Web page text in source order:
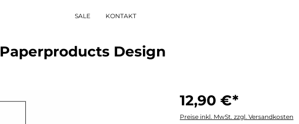
SALE KONTAKT
Design
12,90 €*
Preise inkl. MwSt. zzgl. Versandkosten